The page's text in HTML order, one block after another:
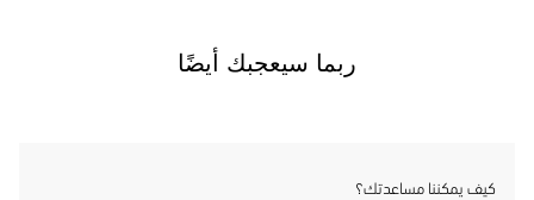
ربما سيعجبك أيضًا
كيف يمكننا مساعدتك؟